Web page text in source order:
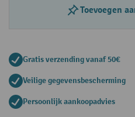
Toevoegen
Gratis verzending vanaf 50€
Veilige gegevensbescherming
Persoonlijk aankoopadvies